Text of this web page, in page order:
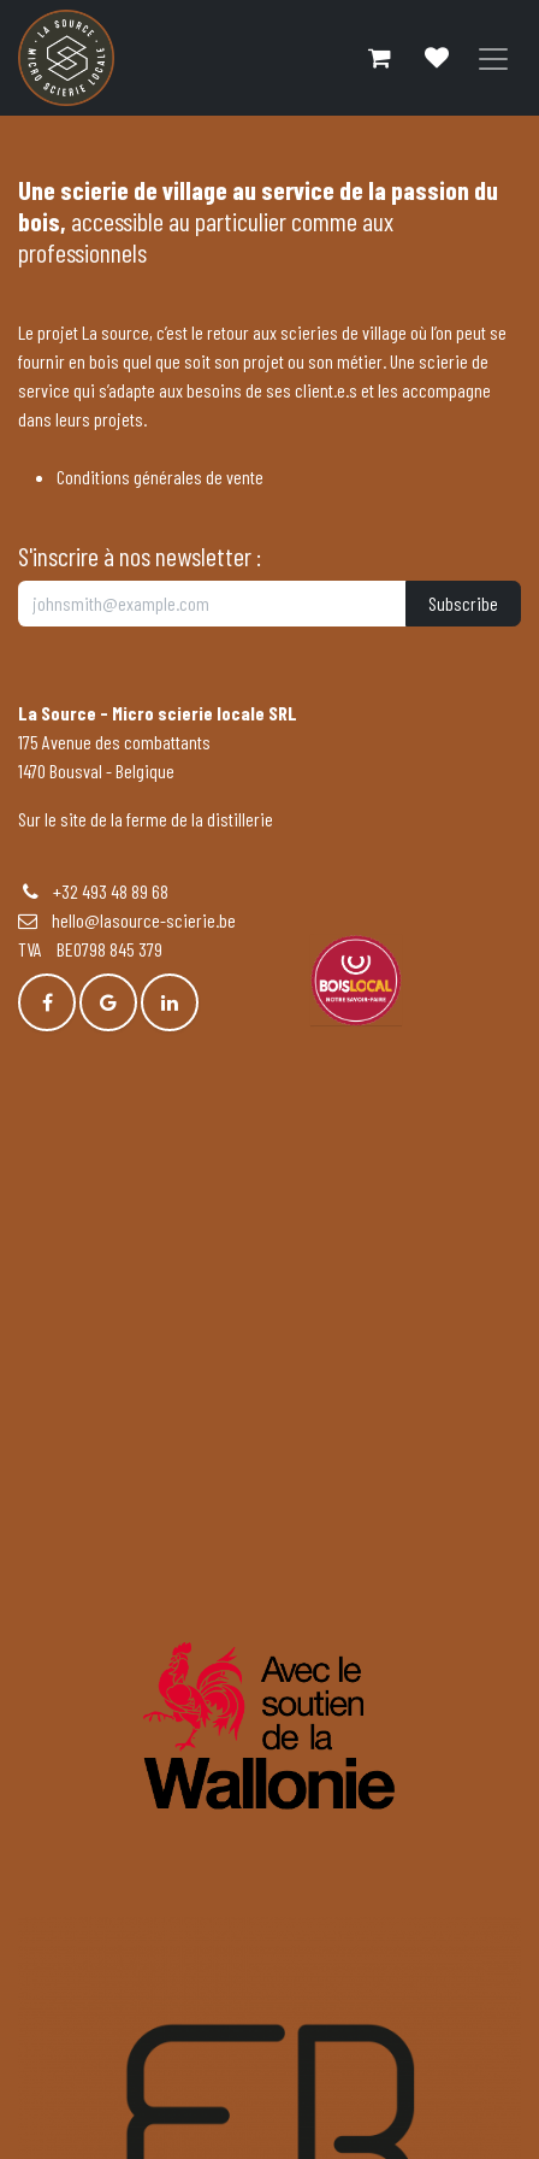
Se rendre au contenu
Une scierie de village au service de la passion du
bois, accessible au particulier comme aux
professionnels
Le projet La source, c’est le retour aux scieries de village où l’on peut se
fournir en bois quel que soit son projet ou son métier. Une scierie de
service qui s’adapte aux besoins de ses client.e.s et les accompagne
dans leurs projets.
Conditions générales de vente
S'inscrire à nos newsletter :
Subscribe
La Source - Micro scierie locale SRL
175 Avenue des combattants
1470 Bousval - Belgique
Sur le site de la ferme de la distillerie
+32 493 48 89 68
hello@lasource-scierie.be
TVA BE0798 845 379